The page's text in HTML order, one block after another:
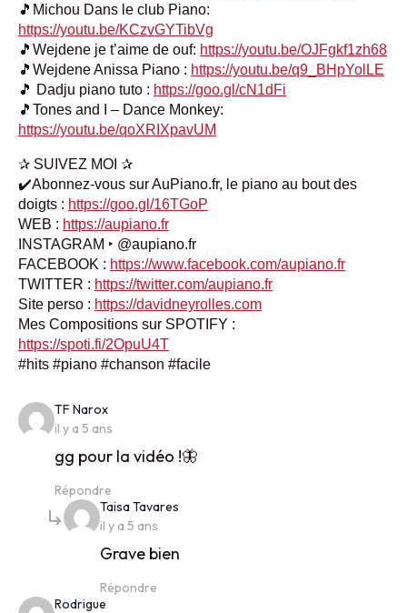
🎵Michou Dans le club Piano:
https://youtu.be/KCzvGYTibVg
🎵Wejdene je t’aime de ouf: https://youtu.be/OJFgkf1zh68
🎵Wejdene Anissa Piano : https://youtu.be/q9_BHpYolLE
🎵 Dadju piano tuto : https://goo.gl/cN1dFi
🎵Tones and I – Dance Monkey:
https://youtu.be/qoXRIXpavUM
✰ SUIVEZ MOI ✰
✔️Abonnez-vous sur AuPiano.fr, le piano au bout des
doigts : https://goo.gl/16TGoP
WEB : https://aupiano.fr
INSTAGRAM ‣ @aupiano.fr
FACEBOOK : https://www.facebook.com/aupiano.fr
TWITTER : https://twitter.com/aupiano.fr
Site perso : https://davidneyrolles.com
Mes Compositions sur SPOTIFY :
https://spoti.fi/2OpuU4T
#hits #piano #chanson #facile
TF Naroxsays:
il y a 5 ans
gg pour la vidéo !🦋
Répondre
Taisa Tavares
il y a 5 ans
Grave bien
Répondre
Rodrigue